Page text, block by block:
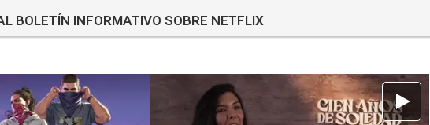
BOLETÍN INFORMATIVO SOBRE NETFLIX